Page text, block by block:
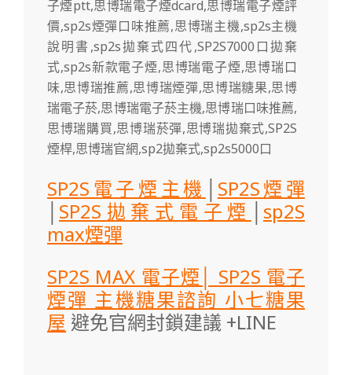
SP2S電子煙主機
SP2S煙彈
SP2S拋棄式電子煙
sp2S
max煙彈
SP2S MAX 電子煙│ SP2S 電子
煙彈 主機糖果諮詢 小七糖果
屋 避免官網封鎖建議 +LINE